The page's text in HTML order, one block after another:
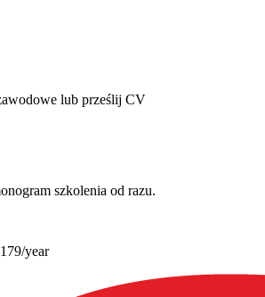
lub prześlij CV
szkolenia od razu.
year